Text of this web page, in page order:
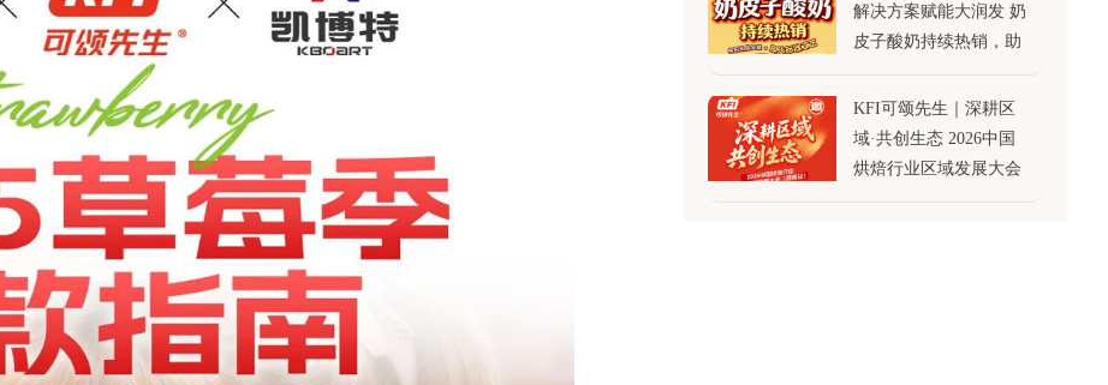
解决方案赋能大润发 奶
皮子酸奶持续热销，助
力渠道增长
KFI可颂先生｜深耕区
域·共创生态 2026中国
烘焙行业区域发展大会
·西南站 诚邀莅临！